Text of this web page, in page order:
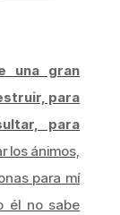
una gran
para
para
los ánimos,
para mí
él no sabe